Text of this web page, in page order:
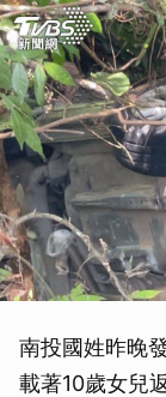
南投國姓昨晚
載著10歲女兒